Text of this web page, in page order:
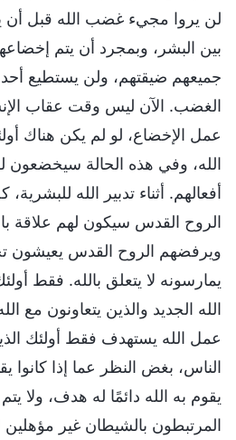
لن يروا مجيء غضب الله قبل أن
بين البشر، وبمجرد أن يتم
جميعهم ضيقتهم، ولن يستطيع
الغضب. الآن ليس وقت عقاب
عمل الإخضاع، لو لم يكن هناك
الله، وفي هذه الحالة
أفعالهم. أثناء تدبير الله
الروح القدس سيكون لهم علاقة
ويرفضهم الروح القدس يعيشون
يمارسونه لا يتعلق بالله. فقط
الله الجديد والذين يتعاونون مع
عمل الله يستهدف فقط أولئك
الناس، بغض النظر عما إذا كانوا
يقوم به الله دائمًا له هدف، ولا
المرتبطون بالشيطان غير مؤهلين